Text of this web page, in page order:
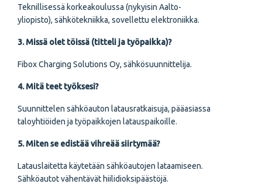
Teknillisessä korkeakoulussa (nykyisin Aalto-
yliopisto), sähkötekniikka, sovellettu elektroniikka.
3. Missä olet töissä (titteli ja työpaikka)?
Fibox Charging Solutions Oy, sähkösuunnittelija.
4. Mitä teet työksesi?
Suunnittelen sähköauton latausratkaisuja, pääasiassa
taloyhtiöiden ja työpaikkojen latauspaikoille.
5. Miten se edistää vihreää siirtymää?
Latauslaitetta käytetään sähköautojen lataamiseen.
Sähköautot vähentävät hiilidioksipäästöjä.